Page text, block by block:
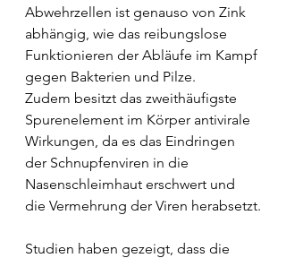
Abwehrzellen ist genauso von Zink
abhängig, wie das reibungslose
Funktionieren der Abläufe im Kampf
gegen Bakterien und Pilze.
Zudem besitzt das zweithäufigste
Spurenelement im Körper antivirale
Wirkungen, da es das Eindringen
der Schnupfenviren in die
Nasenschleimhaut erschwert und
die Vermehrung der Viren herabsetzt.
Studien haben gezeigt, dass die